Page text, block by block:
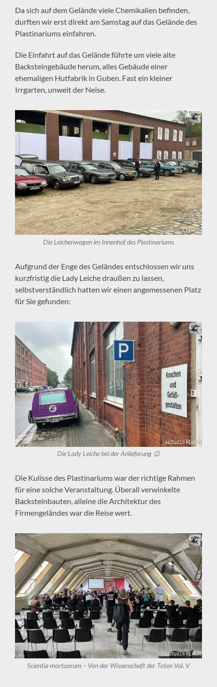
Da sich auf dem Gelände viele Chemikalien befinden,
durften wir erst direkt am Samstag auf das Gelände des
Plastinariums einfahren.
Die Einfahrt auf das Gelände führte um viele alte
Backsteingebäude herum, alles Gebäude einer
ehemaligen Hutfabrik in Guben. Fast ein kleiner
Irrgarten, unweit der Neise.
Die Leichenwagen im Innenhof des Plastinariums
Aufgrund der Enge des Geländes entschlossen wir uns
kurzfristig die Lady Leiche draußen zu lassen,
selbstverständlich hatten wir einen angemessenen Platz
für Sie gefunden:
Die Lady Leiche bei der Anlieferung 😉
Die Kulisse des Plastinariums war der richtige Rahmen
für eine solche Veranstaltung. Überall verwinkelte
Backsteinbauten, alleine die Architektur des
Firmengeländes war die Reise wert.
Scientia mortuorum – Von der Wissenschaft der Toten Vol. V